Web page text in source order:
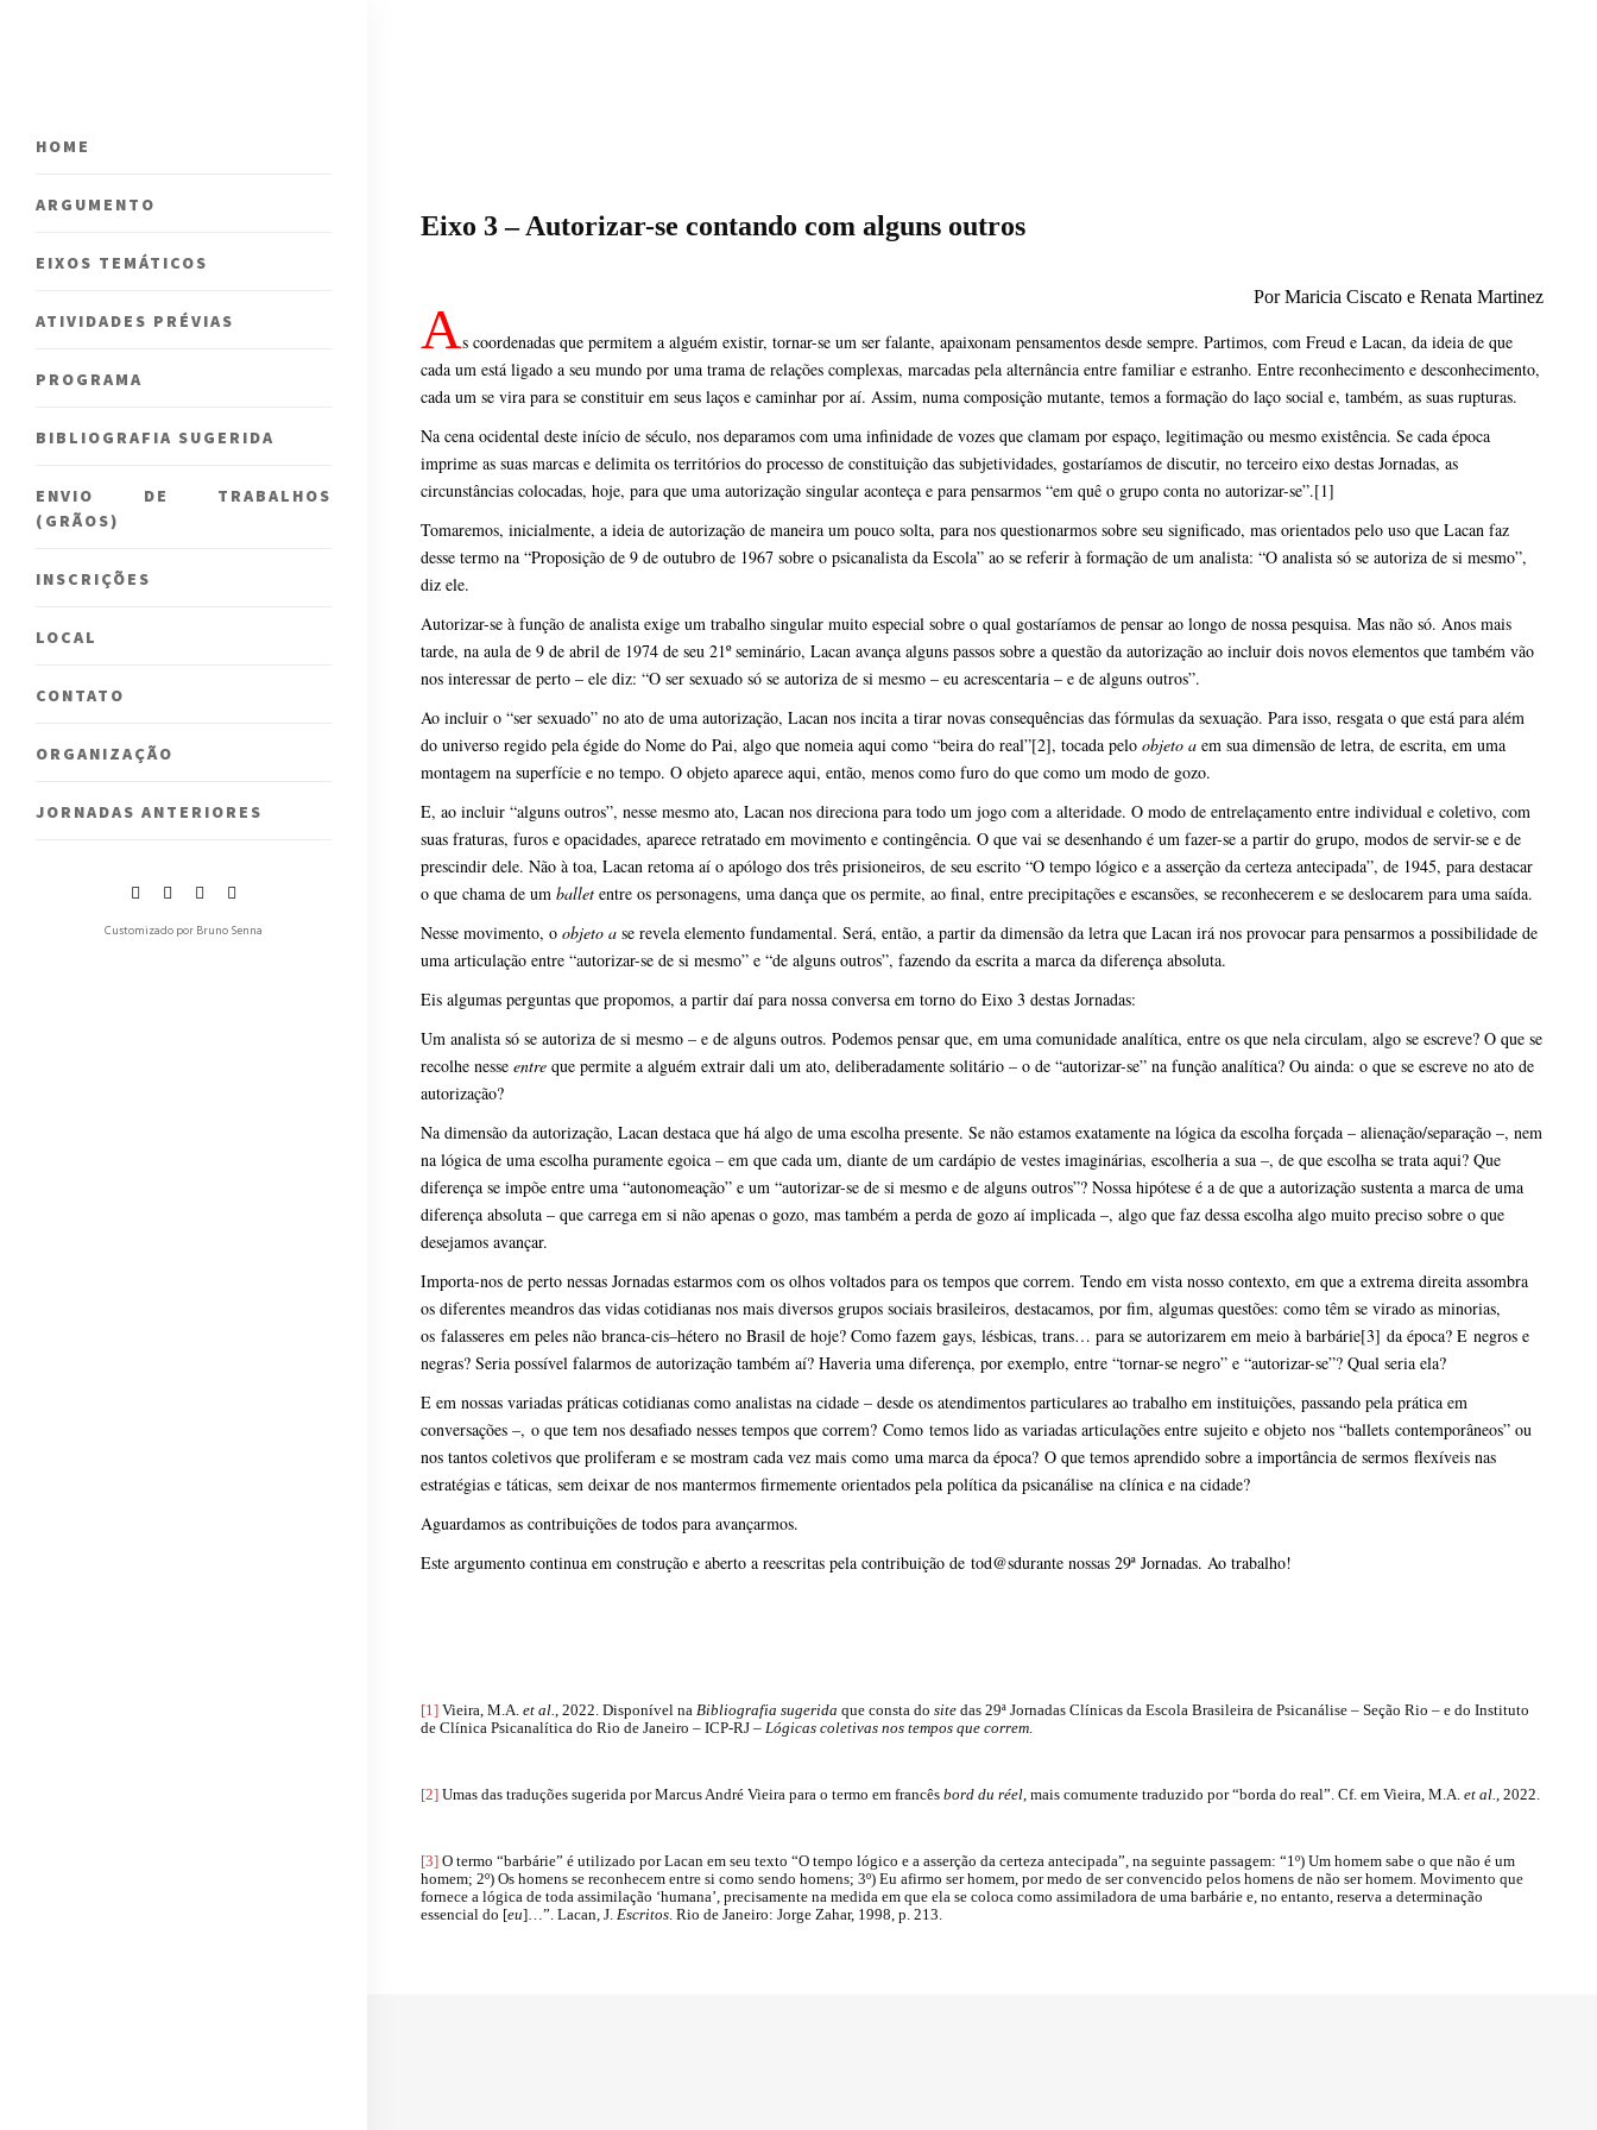
HOME
ARGUMENTO
EIXOS TEMÁTICOS
ATIVIDADES PRÉVIAS
PROGRAMA
BIBLIOGRAFIA SUGERIDA
ENVIO DE TRABALHOS
(GRÃOS)
INSCRIÇÕES
LOCAL
CONTATO
ORGANIZAÇÃO
JORNADAS ANTERIORES
Customizado por Bruno Senna
Eixo 3 – Autorizar-se contando com alguns outros
Por Maricia Ciscato e Renata Martinez
As coordenadas que permitem a alguém existir, tornar-se um ser falante,apaixonam pensamentos desde sempre. Partimos, com Freud e Lacan, da ideia de que
cada um está ligado a seu mundo por uma trama de relações complexas, marcadas pela alternância entre familiar e estranho. Entre reconhecimento e desconhecimento,
cada um se vira para se constituir em seus laços e caminhar por aí. Assim, numa composição mutante, temos a formação do laço social e, também, as suas rupturas.
Na cena ocidental deste início de século, nos deparamos com uma infinidade de vozes que clamam por espaço, legitimação ou mesmo existência. Se cada época
imprime as suas marcas e delimita os territórios do processo de constituição das subjetividades, gostaríamos de discutir, no terceiro eixo destas Jornadas, as
circunstâncias colocadas, hoje, para que uma autorização singular aconteça e para pensarmos “em quê o grupo conta no autorizar-se”.[1]
Tomaremos, inicialmente, a ideia de autorização de maneira um pouco solta, para nos questionarmos sobre seu significado, mas orientados pelo uso que Lacan faz
desse termo na “Proposição de 9 de outubro de 1967 sobre o psicanalista da Escola” ao se referir à formação de um analista: “O analista só se autoriza de si mesmo”,
diz ele.
Autorizar-se à função de analista exige um trabalho singular muito especial sobre o qual gostaríamos de pensar ao longo de nossa pesquisa. Mas não só. Anos mais
tarde, na aula de 9 de abril de 1974 de seu 21º seminário, Lacan avança alguns passos sobre a questão da autorização ao incluir dois novos elementos que também vão
nos interessar de perto – ele diz: “O ser sexuado só se autoriza de si mesmo – eu acrescentaria – e de alguns outros”.
Ao incluir o “ser sexuado” no ato de uma autorização, Lacan nos incita a tirar novas consequências das fórmulas da sexuação. Para isso, resgata o que está para além
do universo regido pela égide do Nome do Pai, algo que nomeia aqui como “beira do real”[2], tocada peloobjeto a em sua dimensão de letra, de escrita, em uma
montagem na superfície e no tempo. O objeto aparece aqui, então, menos como furo do que como um modo de gozo.
E, ao incluir “alguns outros”, nesse mesmo ato, Lacan nos direciona para todo um jogo com a alteridade. O modo de entrelaçamento entre individual e coletivo, com
suas fraturas, furos e opacidades, aparece retratado em movimento e contingência. O que vai se desenhando é um fazer-se a partir do grupo, modos de servir-se e de
prescindir dele. Não à toa, Lacan retoma aí o apólogo dos três prisioneiros, de seu escrito “O tempo lógico e a asserção da certeza antecipada”, de 1945, para destacar
o que chama de umballetentre os personagens, uma dança que os permite, ao final, entre precipitações e escansões, se reconhecerem e se deslocarem para uma saída.
Nesse movimento, oobjeto a se revela elemento fundamental. Será, então, a partir da dimensão da letra que Lacan irá nos provocar para pensarmos a possibilidade de
uma articulação entre “autorizar-se de si mesmo” e “de alguns outros”, fazendo da escrita a marca da diferença absoluta.
Eis algumas perguntas que propomos, a partir daí para nossa conversa em torno do Eixo 3 destas Jornadas:
Um analista só se autoriza de si mesmo – e de alguns outros. Podemos pensar que, em uma comunidade analítica, entre os que nela circulam, algo se escreve? O que se
recolhe nesseentre que permite a alguém extrair dali um ato, deliberadamente solitário – o de “autorizar-se” na função analítica? Ou ainda: o que se escreve no ato de
autorização?
Na dimensão da autorização, Lacan destaca que há algo de uma escolha presente. Se não estamos exatamente na lógica da escolha forçada – alienação/separação –, nem
na lógica de uma escolha puramente egoica – em que cada um, diante de um cardápio de vestes imaginárias, escolheria a sua –, de que escolha se trata aqui? Que
diferença se impõe entre uma “autonomeação” e um “autorizar-se de si mesmo e de alguns outros”? Nossa hipótese é a de que a autorização sustenta a marca de uma
diferença absoluta – que carrega em si não apenas o gozo, mas também a perda de gozo aí implicada –, algo que faz dessa escolha algo muito preciso sobre o que
desejamos avançar.
Importa-nos de perto nessas Jornadas estarmos com os olhos voltados para os tempos que correm. Tendo em vista nosso contexto, em que a extrema direita assombra
os diferentes meandros das vidas cotidianas nos mais diversos grupos sociais brasileiros, destacamos, por fim, algumas questões: como têm se virado as minorias,
os falasseres em peles não branca-cis–hétero no Brasil de hoje? Como fazem gays, lésbicas, trans… para se autorizarem em meio à barbárie[3] da época? E negros e
negras? Seria possível falarmos de autorização também aí? Haveria uma diferença, por exemplo, entre “tornar-se negro” e “autorizar-se”? Qual seria ela?
E em nossas variadas práticas cotidianas como analistas na cidade – desde os atendimentos particulares ao trabalho em instituições, passando pela prática em
conversações –, o que tem nos desafiado nesses tempos que correm? Como temos lido as variadas articulações entre sujeito e objeto nos “ballets contemporâneos” ou
nos tantos coletivos que proliferam e se mostram cada vez mais como uma marca da época? O que temos aprendido sobre a importância de sermos flexíveis nas
estratégias e táticas, sem deixar de nos mantermos firmemente orientados pela política da psicanálise na clínica e na cidade?
Aguardamos as contribuições de todos para avançarmos.
Este argumento continua em construção e aberto a reescritas pela contribuição de tod@sdurante nossas 29ª Jornadas. Ao trabalho!
[1] Vieira, M.A.et al., 2022. Disponível naBibliografia sugerida que consta dositedas 29ª Jornadas Clínicas da Escola Brasileira de Psicanálise – Seção Rio – e do Instituto
de Clínica Psicanalítica do Rio de Janeiro – ICP-RJ – Lógicas coletivas nos tempos que correm.
[2] Umas das traduções sugerida por Marcus André Vieira para o termo em francêsbord du réel, mais comumente traduzido por “borda do real”. Cf. em Vieira, M.A.et al., 2022.
[3] O termo “barbárie” é utilizado por Lacan em seu texto “O tempo lógico e a asserção da certeza antecipada”, na seguinte passagem: “1º) Um homem sabe o que não é um
homem; 2º) Os homens se reconhecem entre si como sendo homens; 3º) Eu afirmo ser homem, por medo de ser convencido pelos homens de não ser homem. Movimento que
fornece a lógica de toda assimilação ‘humana’, precisamente na medida em que ela se coloca como assimiladora de uma barbárie e, no entanto, reserva a determinação
essencial do [eu]…”. Lacan, J.Escritos. Rio de Janeiro: Jorge Zahar, 1998, p. 213.